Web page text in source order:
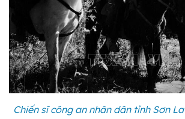
Chiến sĩ công an nhân dân tỉnh Sơn